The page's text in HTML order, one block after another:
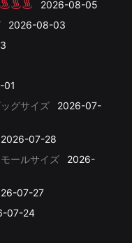
2026-08-05
2026-08-03
01
グサイズ
2026-07-
2026-07-28
ールサイズ
2026-
07-27
07-24